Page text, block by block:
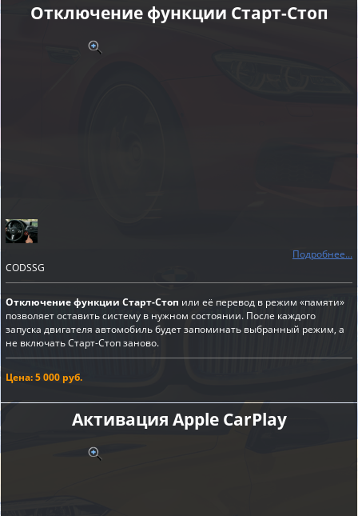
Отключение функции Старт-Cтоп
Подробнее...
CODSSG
Отключение функции Старт-Стоп или её перевод в режим «памяти»
позволяет оставить систему в нужном состоянии. После каждого
запуска двигателя автомобиль будет запоминать выбранный режим, а
не включать Старт-Стоп заново.
Цена: 5 000 руб.
Активация Apple CarPlay